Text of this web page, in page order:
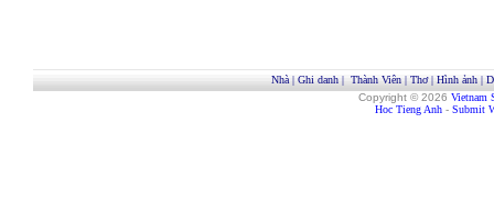
Nhà| Ghi danh| Thành Viên| Thơ| Hình ảnh|
Copyright © 2026 Vietnam
Hoc Tieng Anh - Submit